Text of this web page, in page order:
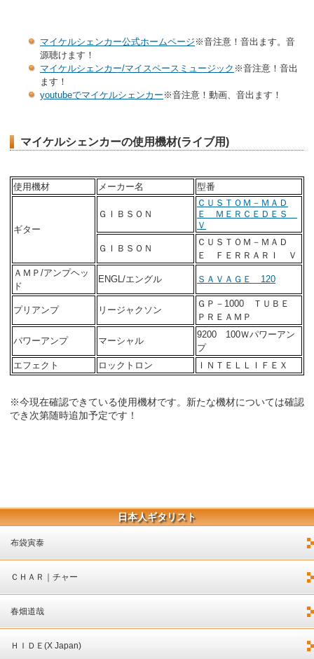
マイケルシェンカー公式ホームページ ※音注意！音出ます。音
源聴けます！
マイケルシェンカー/マイスペースミュージック ※音注意！音出
ます！
youtubeでマイケルシェンカー ※音注意！動画、音出ます！
マイケルシェンカーの使用機材(ライブ用)
使用機材 メーカー名 型番
ギター
ＧＩＢＳＯＮ
ＣＵＳＴＯＭ－ＭＡＤ
Ｅ ＭＥＲＣＥＤＥＳ
Ｖ
ＧＩＢＳＯＮ
ＣＵＳＴＯＭ－ＭＡＤ
Ｅ ＦＥＲＲＡＲＩ Ｖ
ＡＭＰ/アンプヘッ
ド
ENGL/エングル ＳＡＶＡＧＥ 120
プリアンプ リージャクソン
ＧＰ－1000 ＴＵＢＥ
ＰＲＥＡＭＰ
パワーアンプ マーシャル
9200 100Ｗパワーアン
プ
エフェクト
ロックトロン ＩＮＴＥＬＬＩＦＥＸ
※今現在確認できている使用機材です。新たな機材については確認
でき次第随時追加予定です！
日本人ギタリスト
布袋寅泰
ＣＨＡＲ｜チャー
春畑道哉
ＨＩＤＥ(X Japan)